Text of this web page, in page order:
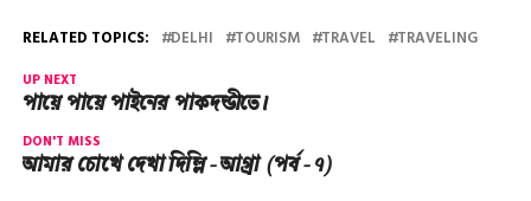
RELATED TOPICS: DELHI TOURISM TRAVEL TRAVELING
UP NEXT
পায়ে পায়ে পাইনের পাকদন্ডীতে।
DON'T MISS
আমার চোখে দেখা দিল্লি – আগ্রা (পর্ব – ৭)